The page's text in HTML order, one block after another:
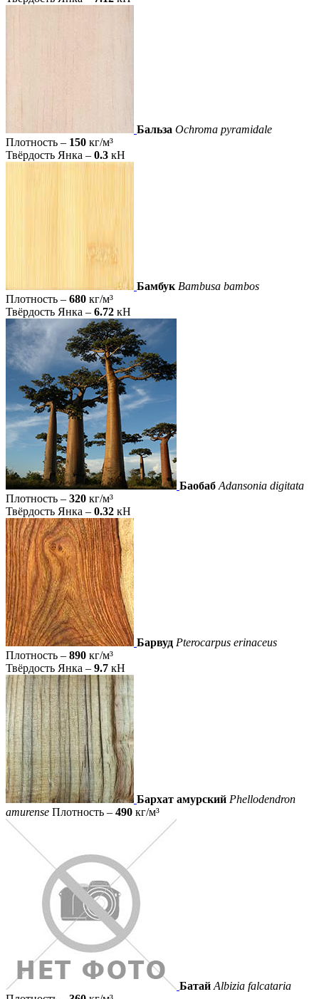
Бальза Ochroma pyramidale
Плотность – 150 кг/м³
Твёрдость Янка – 0.3 кН
Бамбук Bambusa bambos
Плотность – 680 кг/м³
Твёрдость Янка – 6.72 кН
Баобаб Adansonia digitata
Плотность – 320 кг/м³
Твёрдость Янка – 0.32 кН
Барвуд Pterocarpus erinaceus
Плотность – 890 кг/м³
Твёрдость Янка – 9.7 кН
Бархат амурский Phellodendron
amurense Плотность – 490 кг/м³
Батай Albizia falcataria